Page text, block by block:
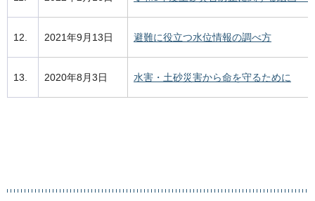
12. 2021年9月13日 避難に役立つ水位情報の調べ方
13. 2020年8月3日 水害・土砂災害から命を守るために